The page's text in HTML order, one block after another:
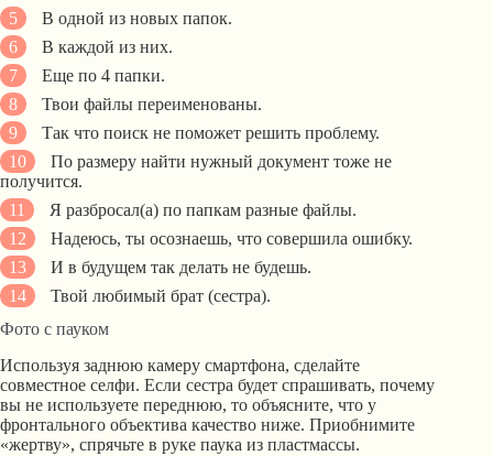
В одной из новых папок.
В каждой из них.
Еще по 4 папки.
Твои файлы переименованы.
Так что поиск не поможет решить проблему.
По размеру найти нужный документ тоже не
получится.
Я разбросал(а) по папкам разные файлы.
Надеюсь, ты осознаешь, что совершила ошибку.
И в будущем так делать не будешь.
Твой любимый брат (сестра).
Фото с пауком
Используя заднюю камеру смартфона, сделайте
совместное селфи. Если сестра будет спрашивать, почему
вы не используете переднюю, то объясните, что у
фронтального объектива качество ниже. Приобнимите
«жертву», спрячьте в руке паука из пластмассы.